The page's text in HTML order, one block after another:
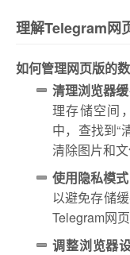
理解Telegram网
如何管理网页版的
清理浏览器
理存储空间
中，查找到“
清除图片和文
使用隐私模式
以避免存储
Telegram网
调整浏览器